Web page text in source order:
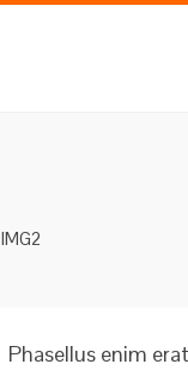
IMG2
Phasellus enim